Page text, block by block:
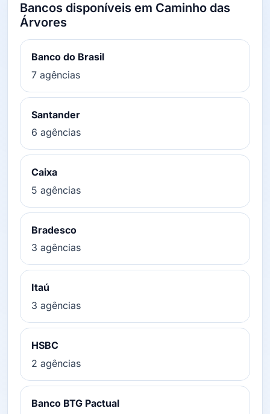
Bancos disponíveis em Caminho das
Árvores
Banco do Brasil
7 agências
Santander
6 agências
Caixa
5 agências
Bradesco
3 agências
Itaú
3 agências
HSBC
2 agências
Banco BTG Pactual